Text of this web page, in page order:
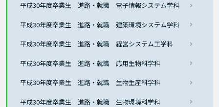
平成30年度卒業生 進路・就職 電子情報システム学科
平成30年度卒業生 進路・就職 建築環境システム学科
平成30年度卒業生 進路・就職 経営システム工学科
平成30年度卒業生 進路・就職 応用生物科学科
平成30年度卒業生 進路・就職 生物生産科学科
平成30年度卒業生 進路・就職 生物環境科学科